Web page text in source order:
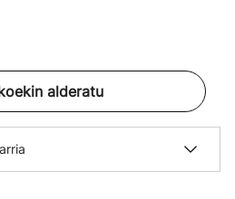
alderatu